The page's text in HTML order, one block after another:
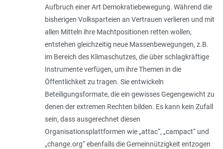
Aufbruch einer Art Demokratiebewegung. Während die
bisherigen Volksparteien an Vertrauen verlieren und mit
allen Mitteln ihre Machtpositionen retten wollen,
entstehen gleichzeitig neue Massenbewegungen, z.B.
im Bereich des Klimaschutzes, die über schlagkräftige
Instrumente verfügen, um ihre Themen in die
Öffentlichkeit zu tragen. Sie entwickeln
Beteiligungsformate, die ein gewisses Gegengewicht zu
denen der extremen Rechten bilden. Es kann kein Zufall
sein, dass ausgerechnet diesen
Organisationsplattformen wie „attac“, „campact“ und
„change.org“ ebenfalls die Gemeinnützigkeit entzogen